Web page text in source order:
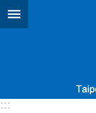
跳到主要內容區塊
:::